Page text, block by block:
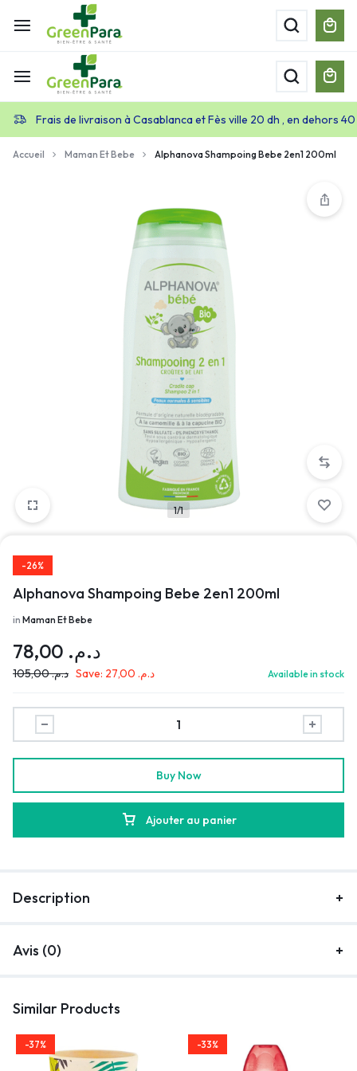
Frais de livraison à Casablanca et Fès ville 20 dh , en dehors
Accueil Maman Et Bebe Alphanova Shampoing Bebe 2en1 200ml
1/1
-26%
Alphanova Shampoing Bebe 2en1 200ml
in Maman Et Bebe
د.م.
د.م.105,00 Save: د.م. Available in stock
Ajouter au panier
Buy Now
Description
Avis (0)
Similar Products
-37% -33%